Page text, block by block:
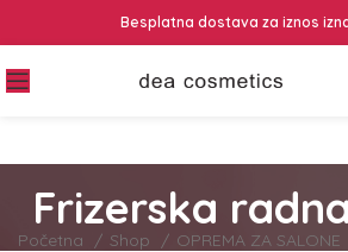
Besplatna dostava za iznos
Frizerska
Početna Shop
OPREMA ZA SALONE